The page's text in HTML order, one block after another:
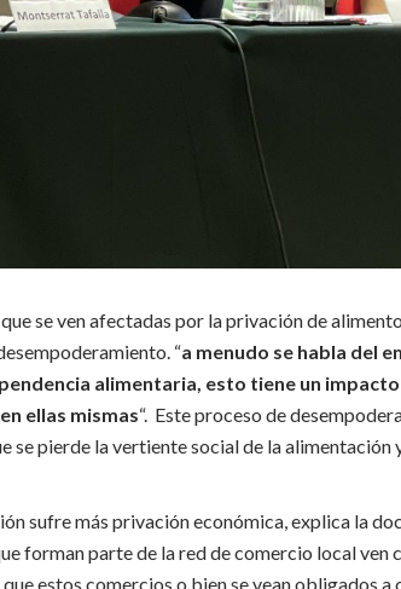
se ven afectadas por la privación de
“a menudo se habla del
alimentaria, esto tiene un
ellas mismas“. Este proceso de
se pierde la vertiente social de la alimentación
sufre más privación económica, explica la
forman parte de la red de comercio local ven
estos comercios o bien se vean obligados a